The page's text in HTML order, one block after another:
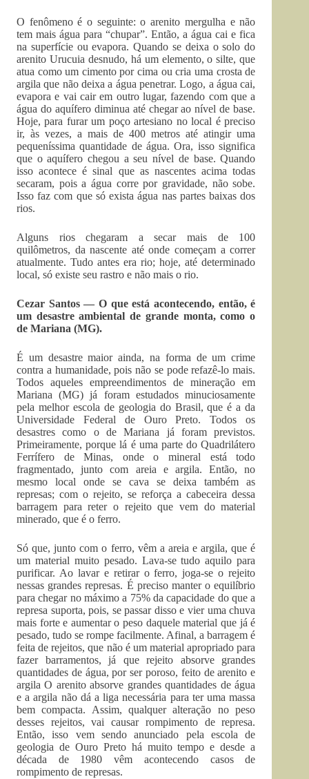
O fenômeno é o seguinte: o arenito mergulha e não
tem mais água para “chupar”. Então, a água cai e fica
na superfície ou evapora. Quando se deixa o solo do
arenito Urucuia desnudo, há um elemento, o silte, que
atua como um cimento por cima ou cria uma crosta de
argila que não deixa a água penetrar. Logo, a água cai,
evapora e vai cair em outro lugar, fazendo com que a
água do aquífero diminua até chegar ao nível de base.
Hoje, para furar um poço artesiano no local é preciso
ir, às vezes, a mais de 400 metros até atingir uma
pequeníssima quantidade de água. Ora, isso significa
que o aquífero chegou a seu nível de base. Quando
isso acontece é sinal que as nascentes acima todas
secaram, pois a água corre por gravidade, não sobe.
Isso faz com que só exista água nas partes baixas dos
rios.
Alguns rios chegaram a secar mais de 100
quilômetros, da nascente até onde começam a correr
atualmente. Tudo antes era rio; hoje, até determinado
local, só existe seu rastro e não mais o rio.
Cezar Santos — O que está acontecendo, então, é
um desastre ambiental de grande monta, como o
de Mariana (MG).
É um desastre maior ainda, na forma de um crime
contra a humanidade, pois não se pode refazê-lo mais.
Todos aqueles empreendimentos de mineração em
Mariana (MG) já foram estudados minuciosamente
pela melhor escola de geologia do Brasil, que é a da
Universidade Federal de Ouro Preto. Todos os
desastres como o de Mariana já foram previstos.
Primeiramente, porque lá é uma parte do Quadrilátero
Ferrífero de Minas, onde o mineral está todo
fragmentado, junto com areia e argila. Então, no
mesmo local onde se cava se deixa também as
represas; com o rejeito, se reforça a cabeceira dessa
barragem para reter o rejeito que vem do material
minerado, que é o ferro.
Só que, junto com o ferro, vêm a areia e argila, que é
um material muito pesado. Lava-se tudo aquilo para
purificar. Ao lavar e retirar o ferro, joga-se o rejeito
nessas grandes represas. É preciso manter o equilíbrio
para chegar no máximo a 75% da capacidade do que a
represa suporta, pois, se passar disso e vier uma chuva
mais forte e aumentar o peso daquele material que já é
pesado, tudo se rompe facilmente. Afinal, a barragem é
feita de rejeitos, que não é um material apropriado para
fazer barramentos, já que rejeito absorve grandes
quantidades de água, por ser poroso, feito de arenito e
argila O arenito absorve grandes quantidades de água
e a argila não dá a liga necessária para ter uma massa
bem compacta. Assim, qualquer alteração no peso
desses rejeitos, vai causar rompimento de represa.
Então, isso vem sendo anunciado pela escola de
geologia de Ouro Preto há muito tempo e desde a
década de 1980 vêm acontecendo casos de
rompimento de represas.